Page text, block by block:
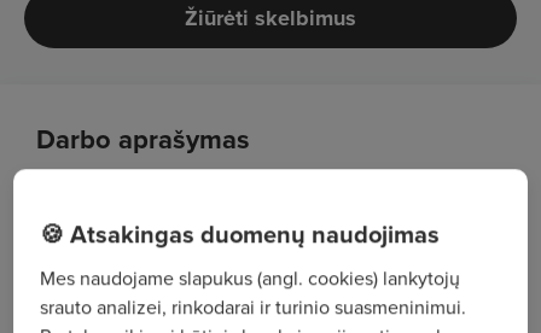
Žiūrėti skelbimus
Darbo aprašymas
registravimas ir archyvavimas;
Skambučių administravimas, informacijos
teikimas klientams ir darbuotojams;
🍪 Atsakingas duomenų naudojimas
Mes naudojame slapukus (angl. cookies) lankytojų
srauto analizei, rinkodarai ir turinio suasmeninimui.